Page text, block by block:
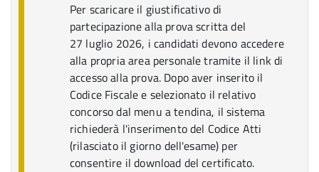
Per scaricare il giustificativo di
partecipazione alla prova scritta del
27 luglio 2026, i candidati devono accedere
alla propria area personale tramite il link di
accesso alla prova. Dopo aver inserito il
Codice Fiscale e selezionato il relativo
concorso dal menu a tendina, il sistema
richiederà l'inserimento del Codice Atti
(rilasciato il giorno dell'esame) per
consentire il download del certificato.